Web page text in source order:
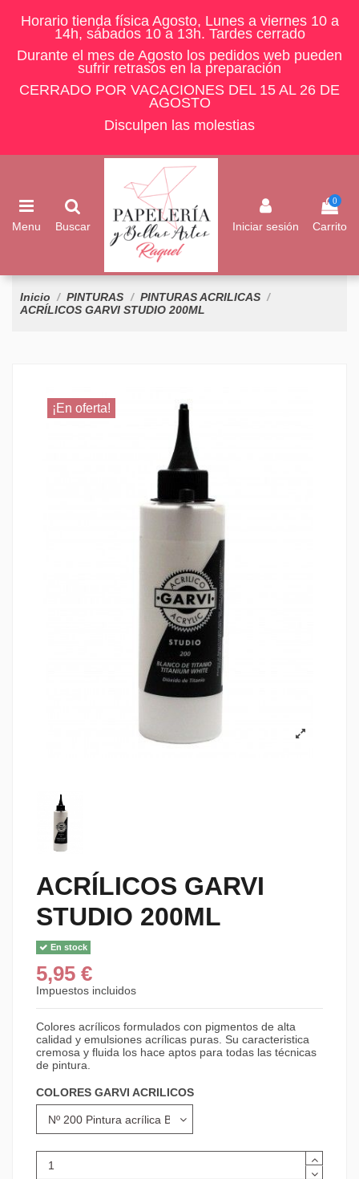
Horario tienda física Agosto, Lunes a viernes 10 a
14h, sábados 10 a 13h. Tardes cerrado
Durante el mes de Agosto los pedidos web pueden
sufrir retrasos en la preparación
CERRADO POR VACACIONES DEL 15 AL 26 DE
AGOSTO
Disculpen las molestias
Menu Buscar Iniciar sesión
0
Carrito
Inicio PINTURAS
PINTURAS ACRILICAS
ACRÍLICOS GARVI STUDIO 200ML
¡En oferta!
ACRÍLICOS GARVI
STUDIO 200ML
En stock
5,95 €
Impuestos incluidos
Colores acrílicos formulados con pigmentos de alta
calidad y emulsiones acrílicas puras. Su caracteristica
cremosa y fluida los hace aptos para todas las técnicas
de pintura.
COLORES GARVI ACRILICOS